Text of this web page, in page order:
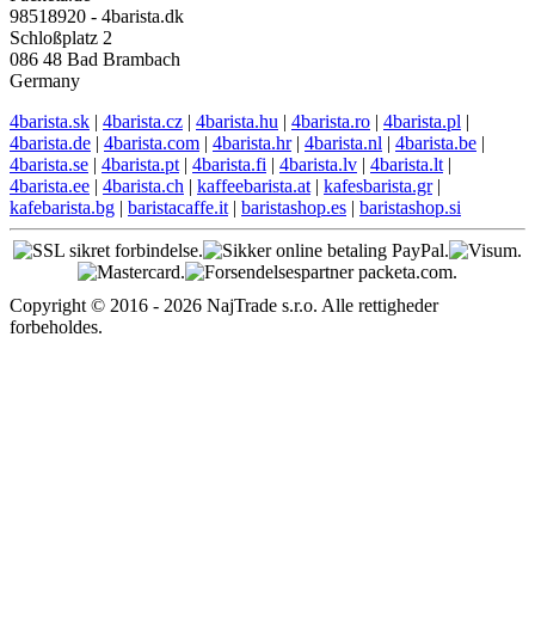
98518920 - 4barista.dk
Schloßplatz 2
086 48 Bad Brambach
Germany
4barista.sk | 4barista.cz | 4barista.hu | 4barista.ro | 4barista.pl |
4barista.de | 4barista.com | 4barista.hr| 4barista.nl | 4barista.be |
4barista.se | 4barista.pt | 4barista.fi | 4barista.lv | 4barista.lt |
4barista.ee | 4barista.ch | kaffeebarista.at | kafesbarista.gr|
kafebarista.bg | baristacaffe.it | baristashop.es | baristashop.si
Copyright © 2016 - 2026 NajTrade s.r.o. Alle rettigheder
forbeholdes.